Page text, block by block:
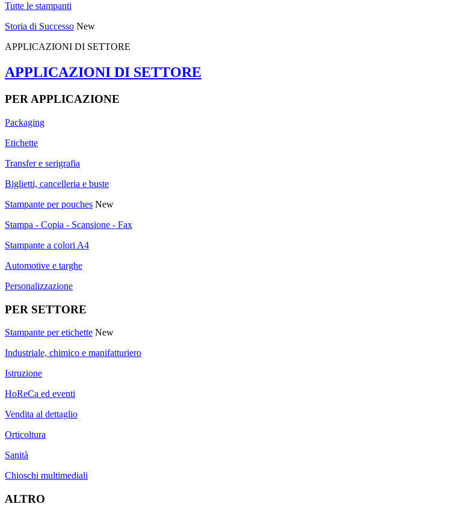
Tutte le stampanti
Storia di Successo New
APPLICAZIONI DI SETTORE
APPLICAZIONI DI SETTORE
PER APPLICAZIONE
Packaging
Etichette
Transfer e serigrafia
Biglietti, cancelleria e buste
Stampante per pouches New
Stampa - Copia - Scansione - Fax
Stampante a colori A4
Automotive e targhe
Personalizzazione
PER SETTORE
Stampante per etichette New
Industriale, chimico e manifatturiero
Istruzione
HoReCa ed eventi
Vendita al dettaglio
Orticoltura
Sanità
Chioschi multimediali
ALTRO